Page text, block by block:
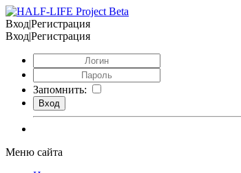
Вход|Регистрация
Вход|Регистрация
Запомнить:
Меню сайта